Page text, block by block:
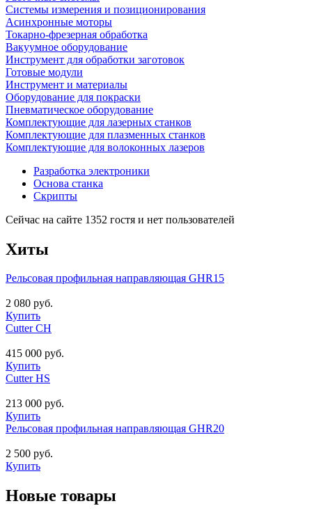
Системы измерения и позиционирования
Асинхронные моторы
Токарно-фрезерная обработка
Вакуумное оборудование
Инструмент для обработки заготовок
Готовые модули
Инструмент и материалы
Оборудование для покраски
Пневматическое оборудование
Комплектующие для лазерных станков
Комплектующие для плазменных станков
Комплектующие для волоконных лазеров
Разработка электроники
Основа станка
Скрипты
Сейчас на сайте 1352 гостя и нет пользователей
Хиты
Рельсовая профильная направляющая GHR15
2 080 руб.
Купить
Cutter CH
415 000 руб.
Купить
Cutter HS
213 000 руб.
Купить
Рельсовая профильная направляющая GHR20
2 500 руб.
Купить
Новые товары